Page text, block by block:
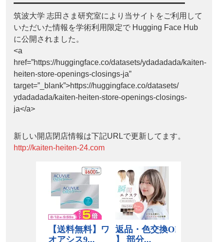
筑波大学 志田さま研究室により当サイトをご利用して
いただいた情報を学術利用限定で Hugging Face Hub
に公開されました。
<a
href=”https://huggingface.co/datasets/ydadadada/kaiten-
heiten-store-openings-closings-ja”
target=”_blank”>https://huggingface.co/datasets/
ydadadada/kaiten-heiten-store-openings-closings-
ja</a>
新しい開店閉店情報は下記URLで更新してます。
http://kaiten-heiten-24.com